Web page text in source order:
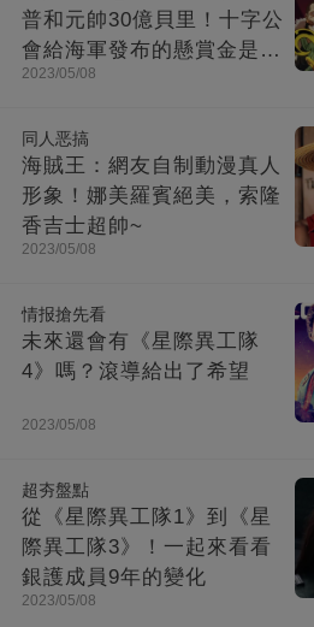
普和元帥30億貝里！十字公
會給海軍發布的懸賞金是多
少？
2023/05/08
同人恶搞
海賊王：網友自制動漫真人
形象！娜美羅賓絕美，索隆
香吉士超帥~
2023/05/08
情报搶先看
未來還會有《星際異工隊
4》嗎？滾導給出了希望
2023/05/08
超夯盤點
從《星際異工隊1》到《星
際異工隊3》！一起來看看
銀護成員9年的變化
2023/05/08